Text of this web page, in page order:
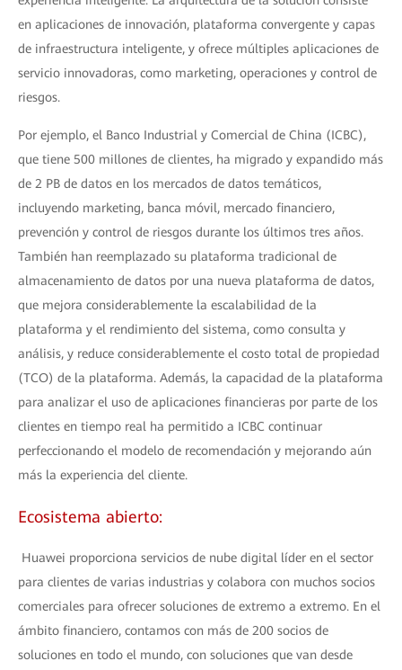
en aplicaciones de innovación, plataforma convergente y capas
de infraestructura inteligente, y ofrece múltiples aplicaciones de
servicio innovadoras, como marketing, operaciones y control de
riesgos.
Por ejemplo, el Banco Industrial y Comercial de China (ICBC),
que tiene 500 millones de clientes, ha migrado y expandido más
de 2 PB de datos en los mercados de datos temáticos,
incluyendo marketing, banca móvil, mercado financiero,
prevención y control de riesgos durante los últimos tres años.
También han reemplazado su plataforma tradicional de
almacenamiento de datos por una nueva plataforma de datos,
que mejora considerablemente la escalabilidad de la
plataforma y el rendimiento del sistema, como consulta y
análisis, y reduce considerablemente el costo total de propiedad
(TCO) de la plataforma. Además, la capacidad de la plataforma
para analizar el uso de aplicaciones financieras por parte de los
clientes en tiempo real ha permitido a ICBC continuar
perfeccionando el modelo de recomendación y mejorando aún
más la experiencia del cliente.
Ecosistema abierto:
Huawei proporciona servicios de nube digital líder en el sector
para clientes de varias industrias y colabora con muchos socios
comerciales para ofrecer soluciones de extremo a extremo. En el
ámbito financiero, contamos con más de 200 socios de
soluciones en todo el mundo, con soluciones que van desde